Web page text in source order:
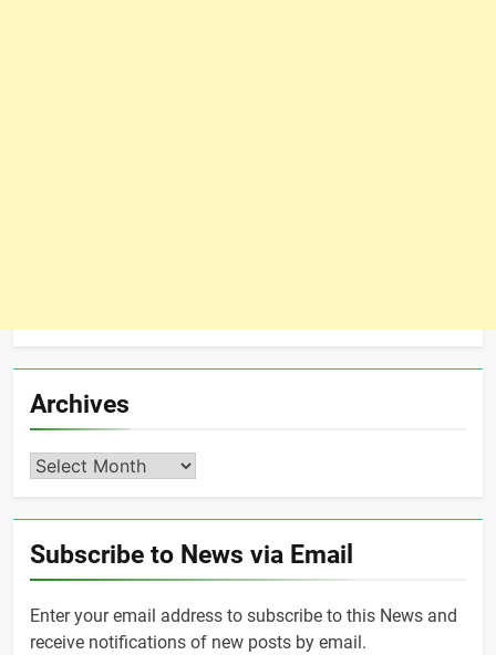
Archives
Archives
Subscribe to News via Email
Enter your email address to subscribe to this News and
receive notifications of new posts by email.